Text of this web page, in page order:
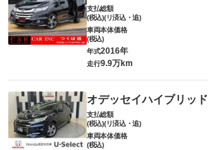
支払総額
(税込)(リ済込・追)
車両本体価格
(税込)
年式2016年
走行9.9万km
オデッセイハイブリッド
支払総額
(税込)(リ済込・追)
車両本体価格
(税込)